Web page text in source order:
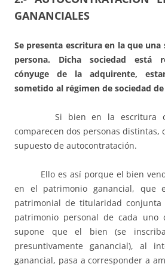
GANANCIALES
Se presenta escritura en la que una
persona. Dicha sociedad está
cónyuge de la adquirente,
sometido al régimen de sociedad de
Si bien en la escritura
comparecen dos personas distintas,
supuesto de autocontratación.
Ello es así porque el bien
en el patrimonio ganancial, que
patrimonial de titularidad
patrimonio personal de cada uno
supone que el bien (se
presuntivamente ganancial), al
ganancial, pasa a corresponder a